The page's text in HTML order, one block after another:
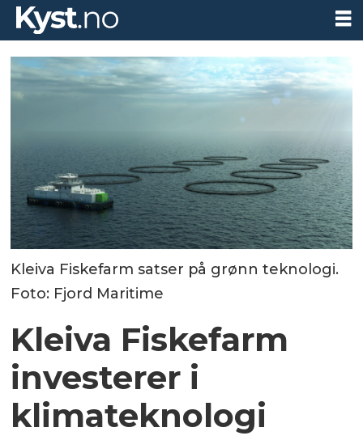
Kleiva Fiskefarm satser på grønn teknologi.
Foto: Fjord Maritime
Kleiva Fiskefarm
investerer i
klimateknologi